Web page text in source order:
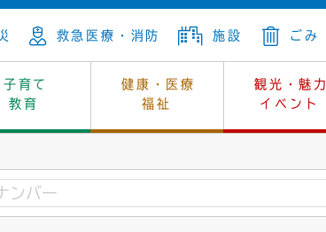
救急医療・消防 施設 ごみ
子育て
教育
健康・医療
福祉
観光・魅力
イベント
上下水道
消費生活
生涯学習
幼稚園一覧
休日当番医
保健所
レジャー・スポーツ
はじめよう、ハマライフ
トラル 土地
環境対策
市長の部屋
選挙